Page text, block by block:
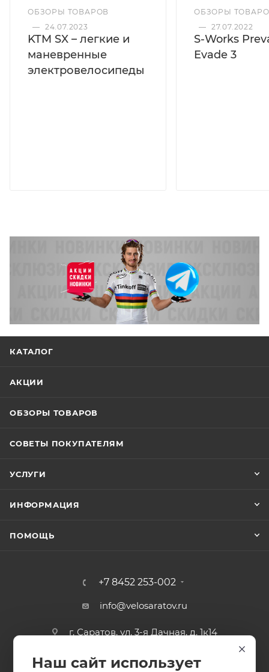
ОБЗОРЫ ТОВАРОВ
— 24.07.2023
KTM SX – легкие и
маневренные
электровелосипеды
ОБЗОРЫ
— 27.07.2022
S-Works
Evade 3
КАТАЛОГ
АКЦИИ
ОБЗОРЫ ТОВАРОВ
СОВЕТЫ ПОКУПАТЕЛЯМ
УСЛУГИ
ИНФОРМАЦИЯ
ПОМОЩЬ
+7 8452 253-002
info@velosaratov.ru
г. Саратов, ул. 3-я Дачная, д. 1к14
Наш сайт использует